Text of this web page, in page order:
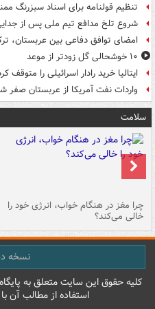
تنظیم قولنامه برای اسناد سبزرنگ
شروع تلخ مدافع تیم ملی پس از
امضای توافق دفاعی بین عربستان،
۱۰ خوشحالی گل زودتر از موعد
ایتالیا خرید رادار اسرائیلی را متوقف
واردات نفت آمریکا از عربستان صفر
سلامت
چرا مغز در هنگام خواب، انرژی خود را
خالی می‌کند؟
نسخه
کليه حقوق اين سايت متعلق به
استفاده از مطالب آن